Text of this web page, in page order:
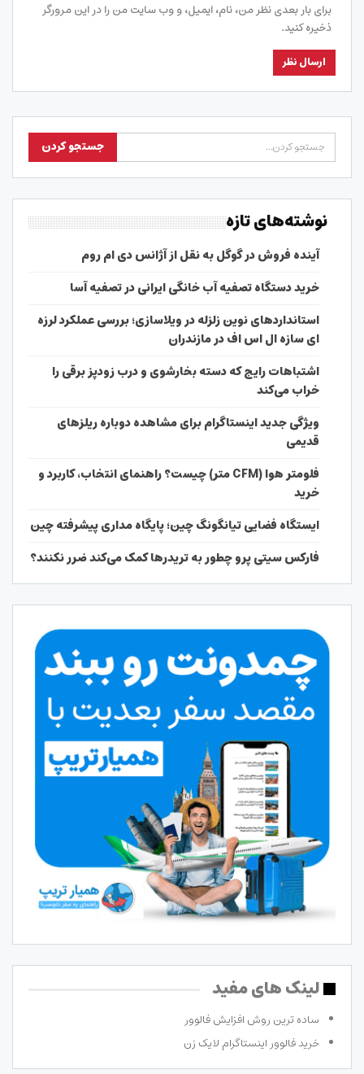
برای بار بعدی نظر من، نام، ایمیل، و وب سایت من را در این مرورگر
ذخیره کنید.
نوشته‌های تازه
آینده فروش در گوگل به نقل از آژانس دی ام روم
خرید دستگاه تصفیه آب خانگی ایرانی در تصفیه آسا
استانداردهای نوین زلزله در ویلاسازی؛ بررسی عملکرد لرزه
ای سازه ال اس اف در مازندران
اشتباهات رایج که دسته بخارشوی و درب زودپز برقی را
خراب می‌کند
ویژگی جدید اینستاگرام برای مشاهده دوباره ریلزهای
قدیمی
فلومتر هوا (CFM متر) چیست؟ راهنمای انتخاب، کاربرد و
خرید
ایستگاه فضایی تیانگونگ چین؛ پایگاه مداری پیشرفته چین
فارکس سیتی پرو چطور به تریدرها کمک می‌کند ضرر نکنند؟
لینک های مفید
ساده ترین روش افزایش فالوور
خرید فالوور اینستاگرام لایک زن